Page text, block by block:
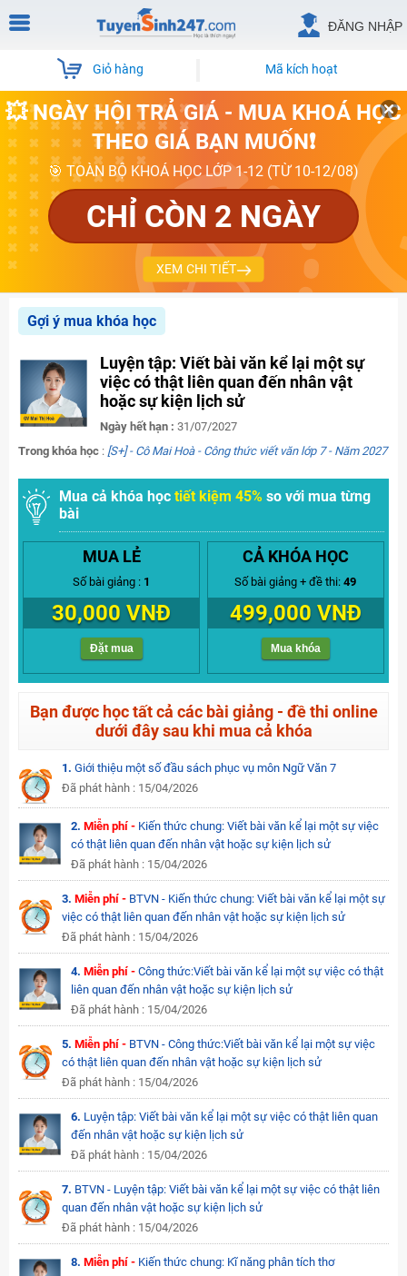
ĐĂNG NHẬP
Giỏ hàng Mã kích hoạt
💥 NGÀY HỘI TRẢ GIÁ - MUA KHOÁ HỌC
THEO GIÁ BẠN MUỐN❗
🎯 TOÀN BỘ KHOÁ HỌC LỚP 1-12 (TỪ 10-12/08)
CHỈ CÒN 2 NGÀY
XEM CHI TIẾT
Gợi ý mua khóa học
Luyện tập: Viết bài văn kể lại một sự
việc có thật liên quan đến nhân vật
hoặc sự kiện lịch sử
Ngày hết hạn :31/07/2027
Trong khóa học : [S+] - Cô Mai Hoà - Công thức viết văn lớp 7 - Năm 2027
Mua cả khóa học tiết kiệm 45% so với mua từng
bài
MUA LẺ
Số bài giảng : 1
30,000 VNĐ
Đặt mua
CẢ KHÓA HỌC
Số bài giảng + đề thi:49
499,000 VNĐ
Mua khóa
Bạn được học tất cả các bài giảng - đề thi online
dưới đây sau khi mua cả khóa
1.Giới thiệu một số đầu sách phục vụ môn Ngữ Văn 7
Đã phát hành : 15/04/2026
2. Miễn phí - Kiến thức chung: Viết bài văn kể lại một sự việc
có thật liên quan đến nhân vật hoặc sự kiện lịch sử
Đã phát hành : 15/04/2026
3.Miễn phí - BTVN - Kiến thức chung: Viết bài văn kể lại một sự
việc có thật liên quan đến nhân vật hoặc sự kiện lịch sử
Đã phát hành : 15/04/2026
4. Miễn phí - Công thức:Viết bài văn kể lại một sự việc có thật
liên quan đến nhân vật hoặc sự kiện lịch sử
Đã phát hành : 15/04/2026
5.Miễn phí - BTVN - Công thức:Viết bài văn kể lại một sự việc
có thật liên quan đến nhân vật hoặc sự kiện lịch sử
Đã phát hành : 15/04/2026
6. Luyện tập: Viết bài văn kể lại một sự việc có thật liên quan
đến nhân vật hoặc sự kiện lịch sử
Đã phát hành : 15/04/2026
7. BTVN - Luyện tập: Viết bài văn kể lại một sự việc có thật liên
quan đến nhân vật hoặc sự kiện lịch sử
Đã phát hành : 15/04/2026
8. Miễn phí - Kiến thức chung: Kĩ năng phân tích thơ